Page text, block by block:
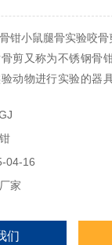
钳小鼠腿骨实验咬骨
剪又称为不锈钢骨
动物进行实验的器
04-16
家
们